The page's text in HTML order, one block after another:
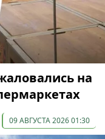
на
09 АВГУСТА 2026 01:30